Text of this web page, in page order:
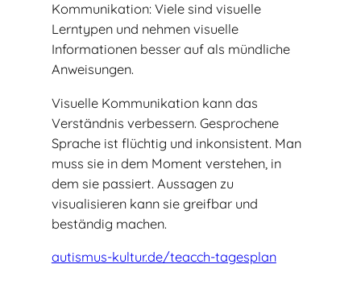
Kommunikation: Viele sind visuelle
Lerntypen und nehmen visuelle
Informationen besser auf als mündliche
Anweisungen.
Visuelle Kommunikation kann das
Verständnis verbessern. Gesprochene
Sprache ist flüchtig und inkonsistent. Man
muss sie in dem Moment verstehen, in
dem sie passiert. Aussagen zu
visualisieren kann sie greifbar und
beständig machen.
autismus-kultur.de/teacch-tagesplan